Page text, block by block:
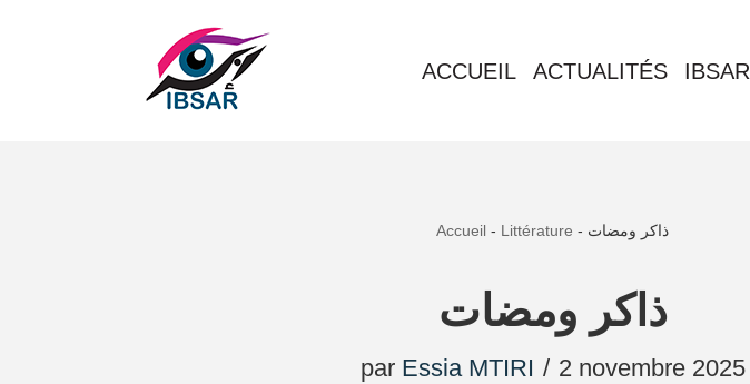
ACCUEIL ACTUALITÉS IBSAR
Accueil - Littérature - ذاكر ومضات
ذاكر ومضات
par Essia MTIRI 2 novembre 2025